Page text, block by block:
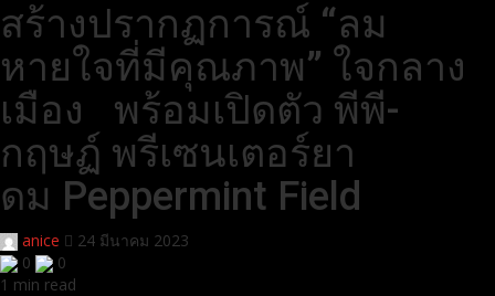
สร้างปรากฏการณ์ “ลม
หายใจที่มีคุณภาพ” ใจกลาง
เมือง พร้อมเปิดตัว พีพี-
กฤษฏ์ พรีเซนเตอร์ยา
ดม Peppermint Field
anice
24 มีนาคม 2023
0
0
1 min read